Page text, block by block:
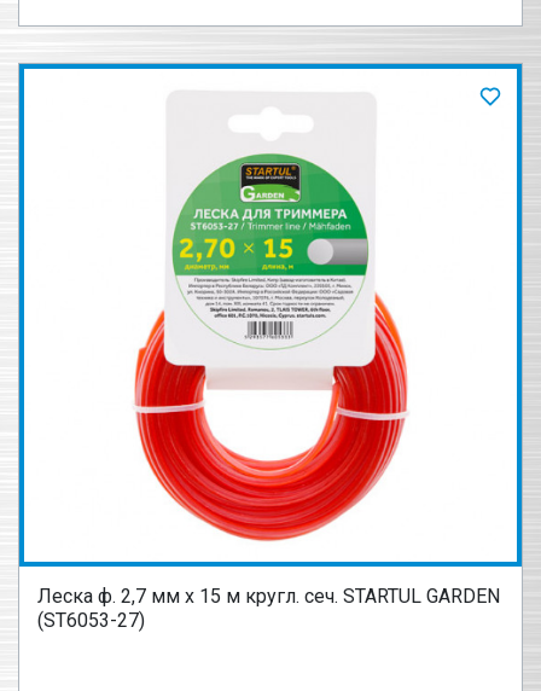
Леска ф. 2,7 мм х 15 м кругл. сеч. STARTUL GARDEN
(ST6053-27)